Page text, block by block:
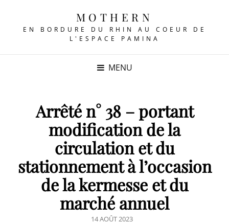
MOTHERN
EN BORDURE DU RHIN AU COEUR DE
L'ESPACE PAMINA
MENU
Arrêté n° 38 – portant
modification de la
circulation et du
stationnement à l’occasion
de la kermesse et du
marché annuel
POSTED
14 AOÛT 2023